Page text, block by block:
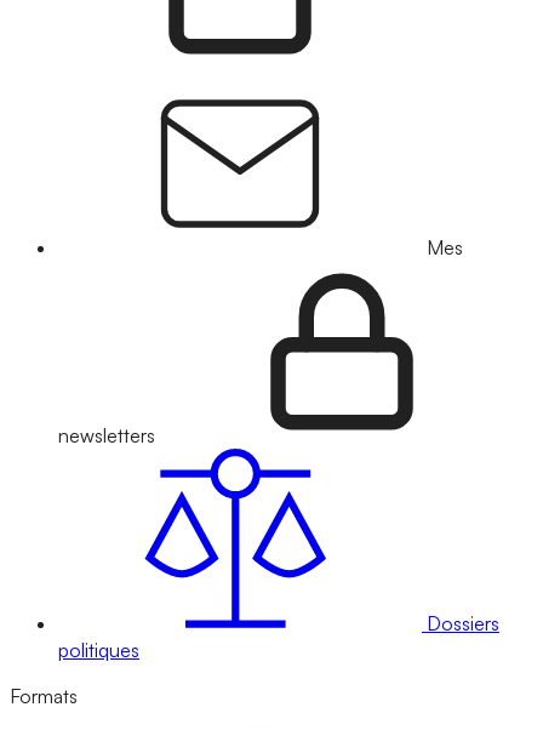
Mes
newsletters
Dossiers
politiques
Formats